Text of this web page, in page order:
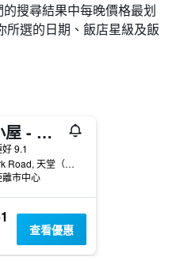
搜尋結果中每晚價格最划
所選的日期、飯店星級及飯
天堂小屋 - 帕拉黛斯
9.1
5475 Clark Road, 天堂（加州）, CA, 美國
市中心
查看優惠